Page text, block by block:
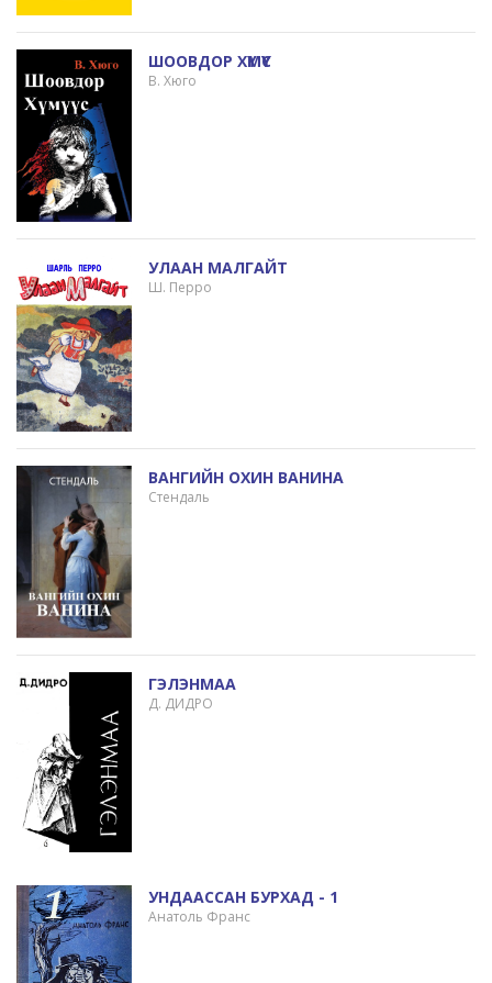
ШООВДОР ХҮМҮҮС
В. Хюго
УЛААН МАЛГАЙТ
Ш. Перро
ВАНГИЙН ОХИН ВАНИНА
Стендаль
ГЭЛЭНМАА
Д. ДИДРО
УНДААССАН БУРХАД - 1
Анатоль Франс